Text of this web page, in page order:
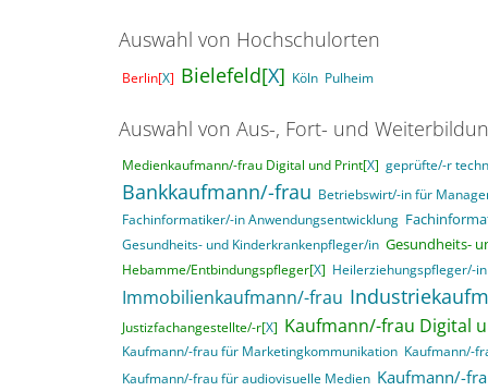
Auswahl von Hochschulorten
Berlin[X] Bielefeld[X] Köln Pulheim
Auswahl von Aus-, Fort- und
Medienkaufmann/-frau Digital und Print[X] geprüfte/-r
Bankkaufmann/-frau Betriebswirt/-in für
Fachinformatiker/-in Anwendungsentwicklung
Gesundheits- und Kinderkrankenpfleger/in Gesundheits-
Hebamme/Entbindungspfleger[X] Heilerziehungspfleger/-in
Immobilienkaufmann/-frau
Justizfachangestellte/-r[X] Kaufmann/-frau Digital
Kaufmann/-frau für Marketingkommunikation Kaufmann/-
Kaufmann/-frau für audiovisuelle Medien Kaufmann/-